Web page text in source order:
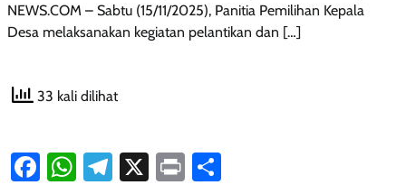
NEWS.COM – Sabtu (15/11/2025), Panitia Pemilihan Kepala
Desa melaksanakan kegiatan pelantikan dan […]
33 kali dilihat
Facebook
WhatsApp
Telegram
X Print